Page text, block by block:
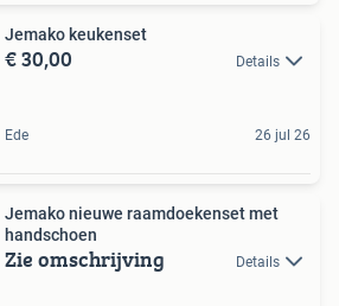
Jemako keukenset
€ 30,00 Details
Ede 26 jul 26
Jemako nieuwe raamdoekenset met
handschoen
Zie omschrijving Details